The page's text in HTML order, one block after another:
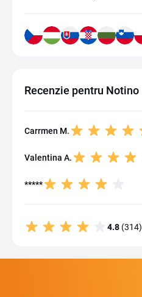
Recenzie pentru Notino
Carrmen M.
Valentina A.
*****
4.8 (314)